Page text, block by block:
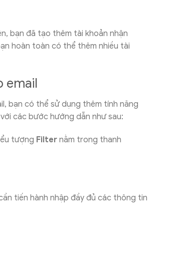
bạn đã tạo thêm tài khoản nhận
hoàn toàn có thể thêm nhiều tài
email
bạn có thể sử dụng thêm tính năng
các bước hướng dẫn như sau:
tượng Filternằm trong thanh
tiến hành nhập đầy đủ các thông tin